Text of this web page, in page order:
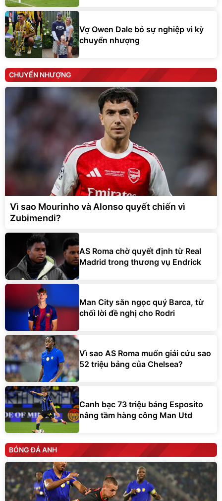
Vợ Owen Dale bỏ sự nghiệp vì kỳ
chuyển nhượng
CHUYỂN NHƯỢNG
Vì sao Mourinho và Alonso quyết chiến vì
Zubimendi?
AS Roma chờ quyết định từ Real
Madrid trong thương vụ Endrick
Man City săn ngọc quý Barca, từ
chối lời đề nghị cho Rodri
Vì sao AS Roma muốn giải cứu sao
52 triệu bảng của Chelsea?
Canh bạc 73 triệu bảng Esposito
nâng tầm hàng công Man Utd
BÓNG ĐÁ ANH